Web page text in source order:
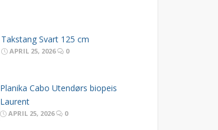
Takstang Svart 125 cm
APRIL 25, 2026 0
Planika Cabo Utendørs biopeis
Laurent
APRIL 25, 2026 0